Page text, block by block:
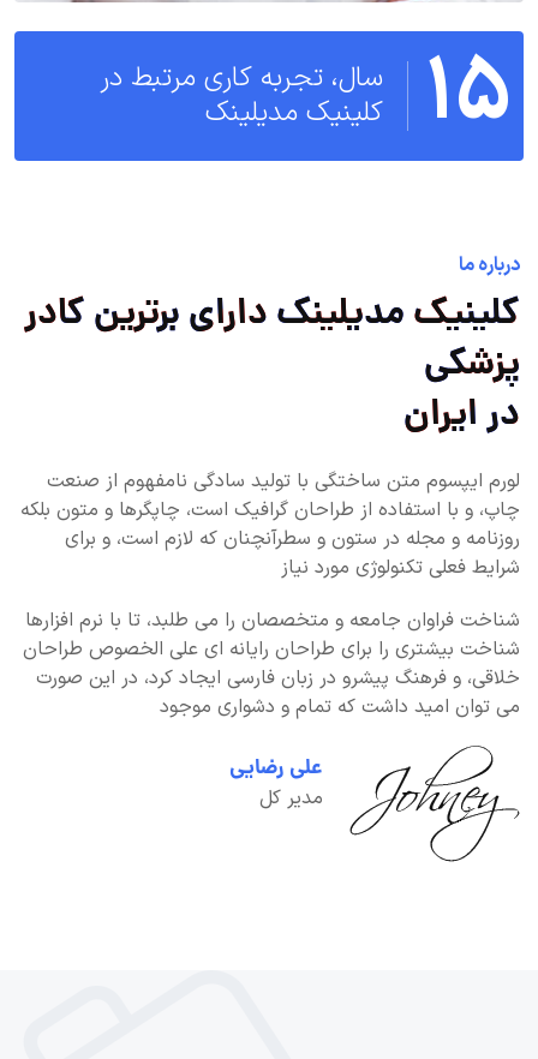
15
سال، تجربه کاری مرتبط در
کلینیک مدیلینک
درباره ما
کلینیک مدیلینک دارای برترین کادر
پزشکی
در ایران
لورم ایپسوم متن ساختگی با تولید سادگی نامفهوم از صنعت
چاپ، و با استفاده از طراحان گرافیک است، چاپگرها و متون بلکه
روزنامه و مجله در ستون و سطرآنچنان که لازم است، و برای
شرایط فعلی تکنولوژی مورد نیاز
شناخت فراوان جامعه و متخصصان را می طلبد، تا با نرم افزارها
شناخت بیشتری را برای طراحان رایانه ای علی الخصوص طراحان
خلاقی، و فرهنگ پیشرو در زبان فارسی ایجاد کرد، در این صورت
می توان امید داشت که تمام و دشواری موجود
علی رضایی
مدیر کل